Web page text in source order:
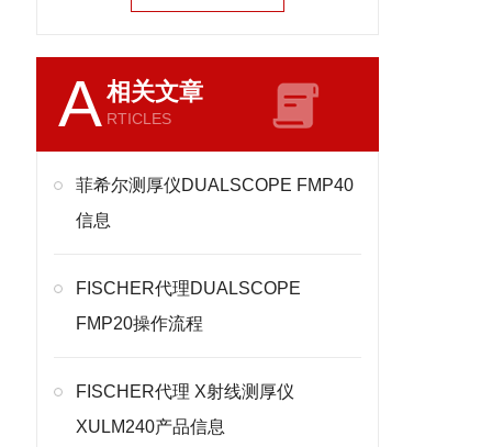
A相关文章
RTICLES
菲希尔测厚仪DUALSCOPE FMP40
信息
FISCHER代理DUALSCOPE
FMP20操作流程
FISCHER代理 X射线测厚仪
XULM240产品信息